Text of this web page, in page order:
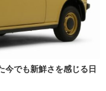
今でも新鮮さを感じる日